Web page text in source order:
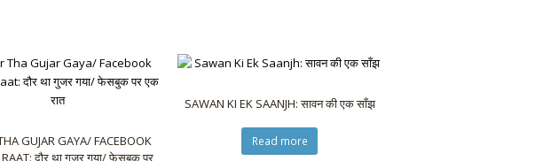
GUJAR GAYA/ FACEBOOK
SAWAN KI EK SAANJH: सावन की एक साँझ
Read more